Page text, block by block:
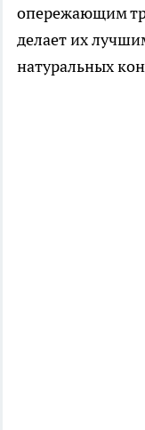
опережающим
делает их
натуральных